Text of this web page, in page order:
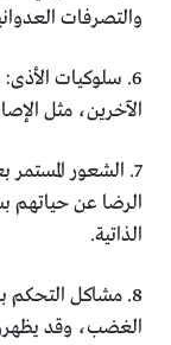
والتصرفات
6. سلوكيات
الآخرين، مثل
7. الشعور
الرضا عن حياتهم
الذاتية.
8. مشاكل
الغضب، وقد